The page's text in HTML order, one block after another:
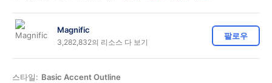
Magnific
3,282,832의 리소스 다 보기
팔로우
스타일: Basic Accent Outline